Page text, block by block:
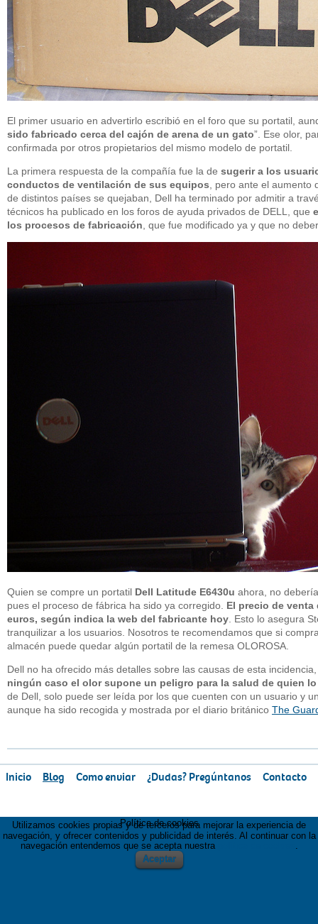
El primer usuario en advertirlo escribió en el foro que su portatil,
sido fabricado cerca del cajón de arena de un gato”. Ese olor,
confirmada por otros propietarios del mismo modelo de portatil.
La primera respuesta de la compañía fue la de sugerir a los
conductos de ventilación de sus equipos , pero ante el
de distintos países se quejaban, Dell ha terminado por admitir a
técnicos ha publicado en los foros de ayuda privados de DELL, que
los procesos de fabricación , que fue modificado ya y que no
Quien se compre un portatil Dell Latitude E6430u ahora, no
pues el proceso de fábrica ha sido ya corregido. El precio de venta
euros, según indica la web del fabricante hoy . Esto lo asegura
tranquilizar a los usuarios. Nosotros te recomendamos que si
almacén puede quedar algún portatil de la remesa OLOROSA.
Dell no ha ofrecido más detalles sobre las causas de esta
ningún caso el olor supone un peligro para la salud de quien
de Dell, solo puede ser leída por los que cuenten con un usuario y
aunque ha sido recogida y mostrada por el diario británico The
Inicio Blog Como enviar ¿Dudas? Pregúntanos Contacto
Utilizamos cookies propias y de terceros para mejorar la experiencia de
navegación, y ofrecer contenidos y publicidad de interés. Al continuar con la
navegación entendemos que se acepta nuestra
.
Aceptar
Política de cookies